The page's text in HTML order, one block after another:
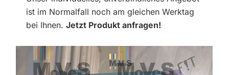
ist im Normalfall noch am gleichen Werktag
bei Ihnen. Jetzt Produkt anfragen!